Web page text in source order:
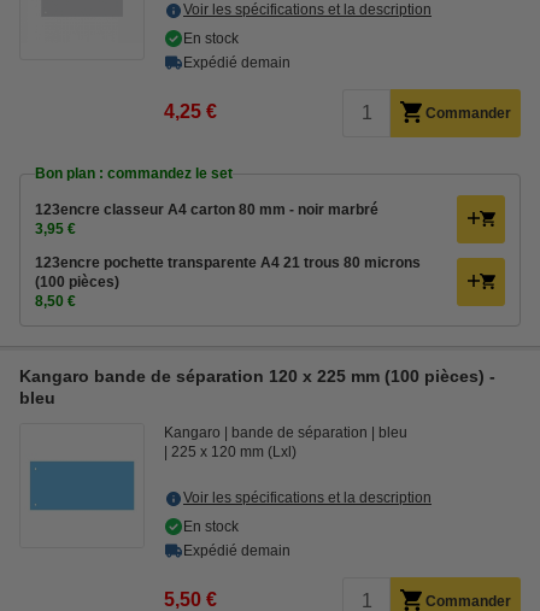
Voir les spécifications et la description
En stock
Expédié demain
4,25 € Commander
Bon plan : commandez le set
123encre classeur A4 carton 80 mm - noir marbré
3,95 €
123encre pochette transparente A4 21 trous 80 microns
(100 pièces)
8,50 €
Kangaro bande de séparation 120 x 225 mm (100 pièces) -
bleu
Kangaro bande de séparation
bleu
225 x 120 mm (Lxl)
Voir les spécifications et la description
En stock
Expédié demain
5,50 € Commander